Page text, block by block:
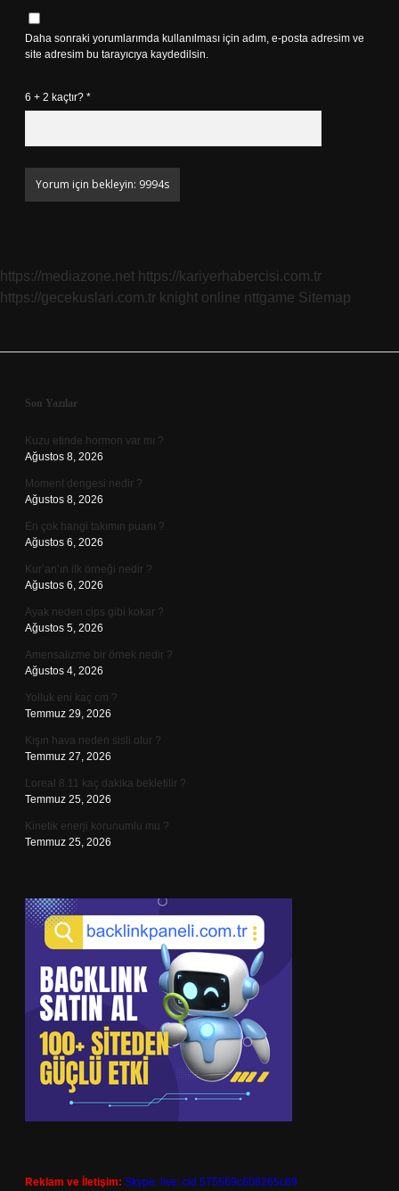
Daha sonraki yorumlarımda kullanılması için adım, e-posta adresim ve
site adresim bu tarayıcıya kaydedilsin.
6 + 2 kaçtır? *
https://mediazone.net https://kariyerhabercisi.com.tr
https://gecekuslari.com.tr knight online nttgame Sitemap
Sidebar
Son Yazılar
Kuzu etinde hormon var mı ?
Ağustos 8, 2026
Moment dengesi nedir ?
Ağustos 8, 2026
En çok hangi takımın puanı ?
Ağustos 6, 2026
Kur’an’ın ilk örneği nedir ?
Ağustos 6, 2026
Ayak neden cips gibi kokar ?
Ağustos 5, 2026
Amensalizme bir örnek nedir ?
Ağustos 4, 2026
Yolluk eni kaç cm ?
Temmuz 29, 2026
Kışın hava neden sisli olur ?
Temmuz 27, 2026
Loreal 8.11 kaç dakika bekletilir ?
Temmuz 25, 2026
Kinetik enerji korunumlu mu ?
Temmuz 25, 2026
Reklam ve İletişim: Skype: live:.cid.575569c608265c69